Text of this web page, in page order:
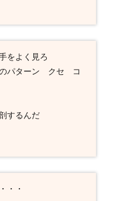
をよく見ろ
パターン クセ コ
するんだ
・・